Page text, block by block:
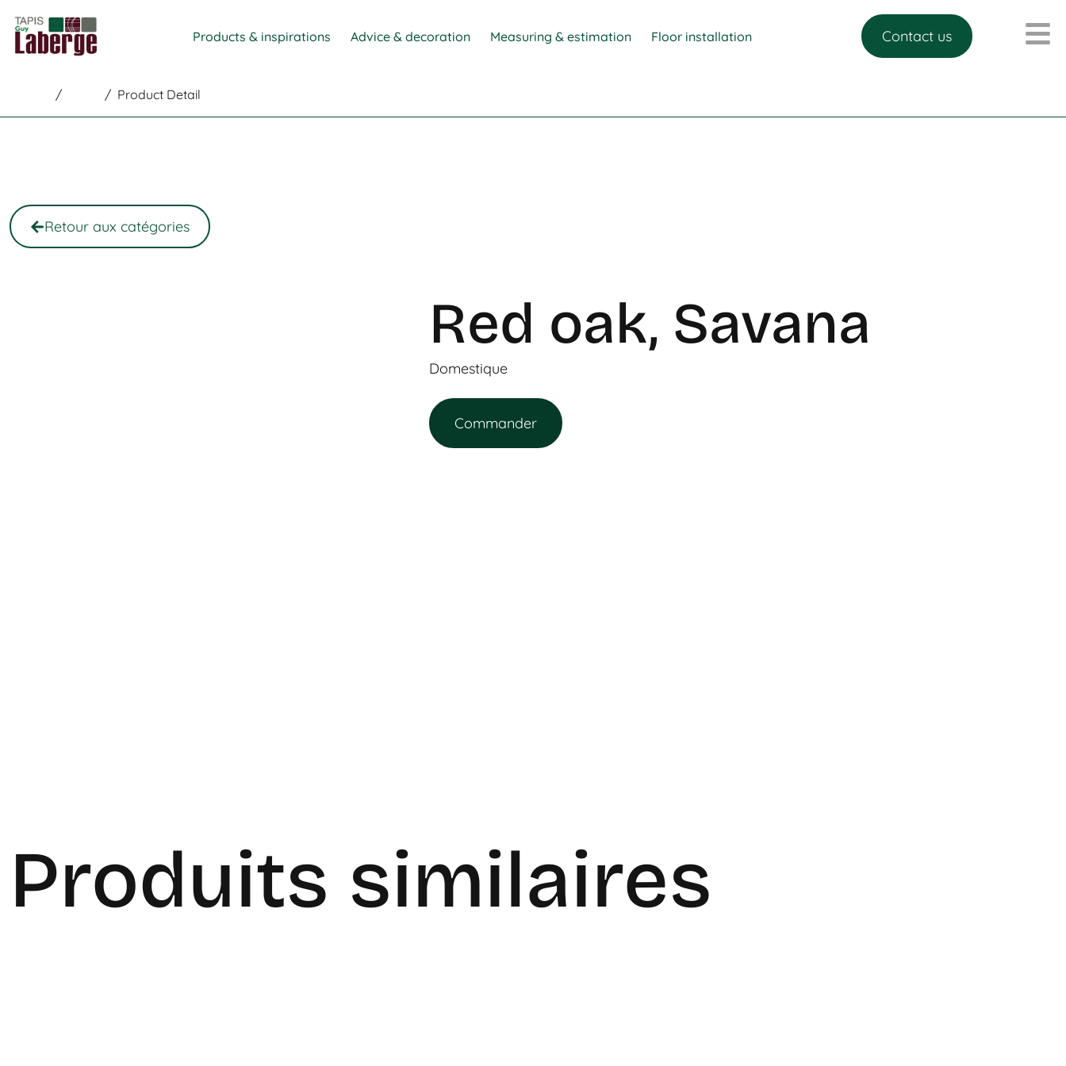
Products & inspirations Advice & decoration Measuring & estimation Floor installation Contact us
/ / Product Detail
Retour aux catégories
Red oak, Savana
Domestique
Commander
Produits similaires